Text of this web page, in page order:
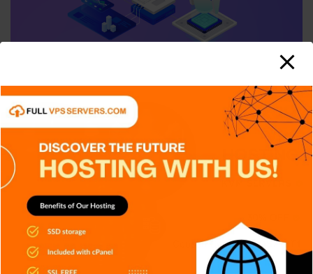
APPS DISPOSITIVOS
NOTICIAS
SIN CATEGORÍA
SISTEMA OPERATIVO
TECH
SIEM: El sistema que convierte miles
de registros en información
Carlos Conde